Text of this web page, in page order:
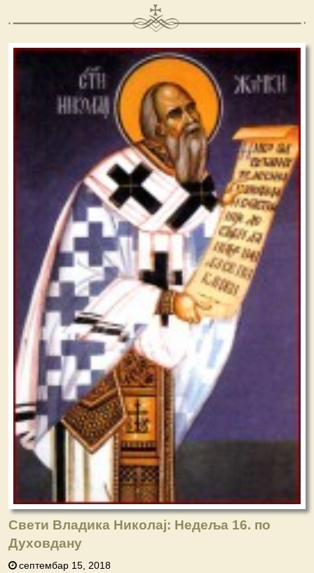
Свети Владика Николај: Недеља 16. по
Духовдану
септембар 15, 2018